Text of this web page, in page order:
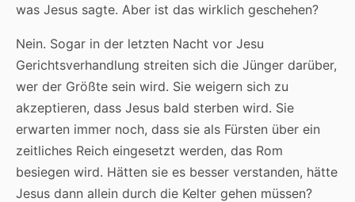
was Jesus sagte. Aber ist das wirklich geschehen?
Nein. Sogar in der letzten Nacht vor Jesu
Gerichtsverhandlung streiten sich die Jünger darüber,
wer der Größte sein wird. Sie weigern sich zu
akzeptieren, dass Jesus bald sterben wird. Sie
erwarten immer noch, dass sie als Fürsten über ein
zeitliches Reich eingesetzt werden, das Rom
besiegen wird. Hätten sie es besser verstanden, hätte
Jesus dann allein durch die Kelter gehen müssen?